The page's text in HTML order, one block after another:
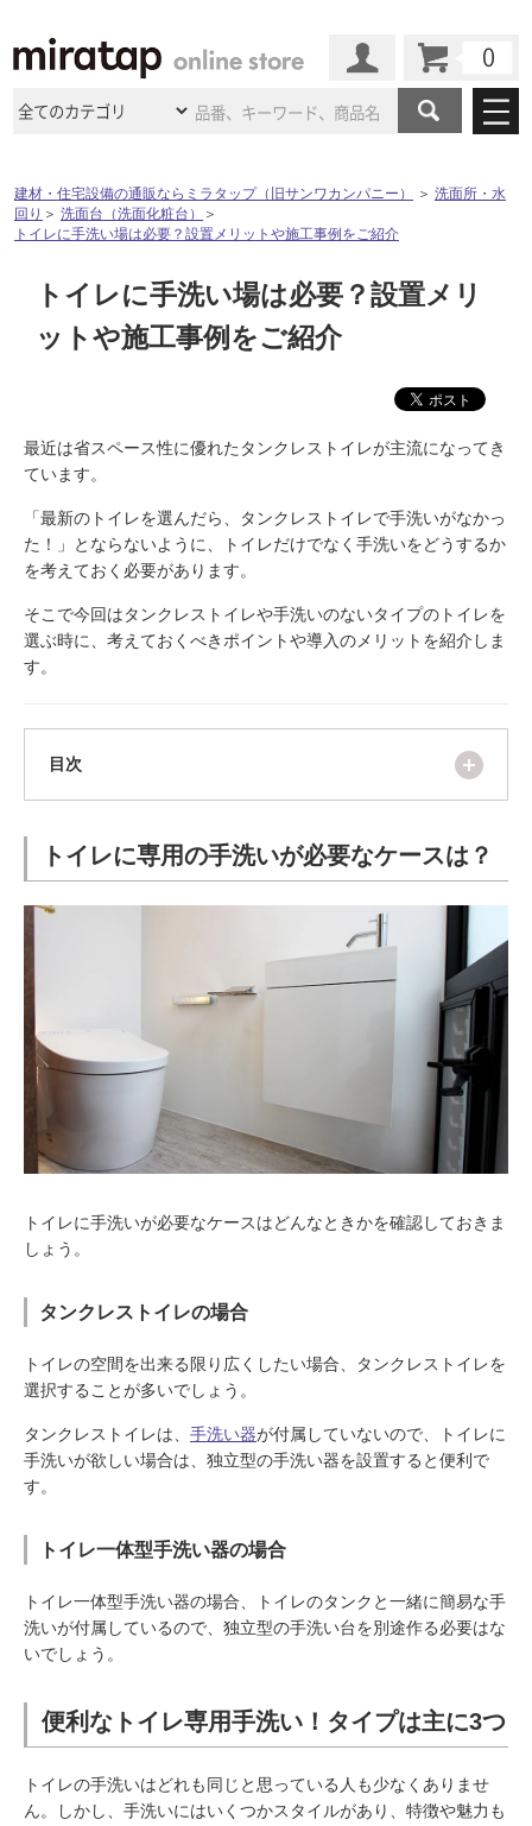
商品カテゴリ
洗面所・水回り タイル
キッチン 浴室（風呂・バスルー
ム）・
エクステリア（外構）
ウッドデッキ フローリング・床材
収納 インテリア・家具
照明
内装用建材 パネル・壁材
メンテナンス・
施工事例
施工事例 法人案件納入事例
ミラタップのあるくらし お客様訪問
ショールーム
ショールームのご案内 東京ショールーム
ショールーム
名古屋ショールーム 京都ショールーム
福岡ショールーム 札幌スマートショールー
ム
横浜スマートショールー
ム
ウェルビーみのおHDC
BOX
ご利用ガイド 初めての方へ
修理お問い合わせ クレーム公開
説明書・図面検索 水まわり3年保証
お役立ち情報
ミラタップと
ASOLIE
ェルジュ
自分らしい家づくり
建材・住宅設備の通販ならミラタップ（旧サンワカンパニー） ＞ 洗面所・水
回り ＞ 洗面台（洗面化粧台）
＞
トイレに手洗い場は必要？設置メリットや施工事例をご紹介
トイレに手洗い場は必要？設置メリ
ットや施工事例をご紹介
最近は省スペース性に優れたタンクレストイレが主流になってき
ています。
「最新のトイレを選んだら、タンクレストイレで手洗いがなかっ
た！」とならないように、トイレだけでなく手洗いをどうするか
を考えておく必要があります。
そこで今回はタンクレストイレや手洗いのないタイプのトイレを
選ぶ時に、考えておくべきポイントや導入のメリットを紹介しま
す。
目次
トイレに専用の手洗いが必要なケースは？
トイレに手洗いが必要なケースはどんなときかを確認しておきま
しょう。
タンクレストイレの場合
トイレの空間を出来る限り広くしたい場合、タンクレストイレを
選択することが多いでしょう。
タンクレストイレは、 手洗い器が付属していないので、トイレに
手洗いが欲しい場合は、独立型の手洗い器を設置すると便利で
す。
トイレ一体型手洗い器の場合
トイレ一体型手洗い器の場合、トイレのタンクと一緒に簡易な手
洗いが付属しているので、独立型の手洗い台を別途作る必要はな
いでしょう。
便利なトイレ専用手洗い！タイプは主に3つ
トイレの手洗いはどれも同じと思っている人も少なくありませ
ん。しかし、手洗いにはいくつかスタイルがあり、特徴や魅力も